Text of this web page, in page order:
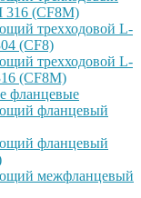
316 (CF8M)
трехходовой L-
(CF8)
трехходовой L-
(CF8M)
фланцевые
фланцевый
фланцевый
межфланцевый